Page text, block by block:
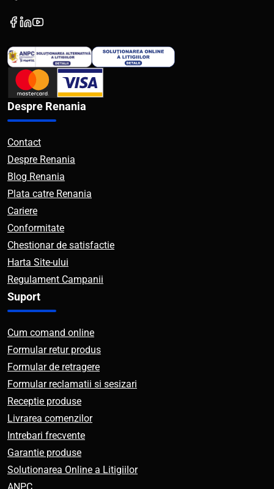
Despre Renania
Contact
Despre Renania
Blog Renania
Plata catre Renania
Cariere
Conformitate
Chestionar de satisfactie
Harta Site-ului
Regulament Campanii
Suport
Cum comand online
Formular retur produs
Formular de retragere
Formular reclamatii si sesizari
Receptie produse
Livrarea comenzilor
Intrebari frecvente
Garantie produse
Solutionarea Online a Litigiilor